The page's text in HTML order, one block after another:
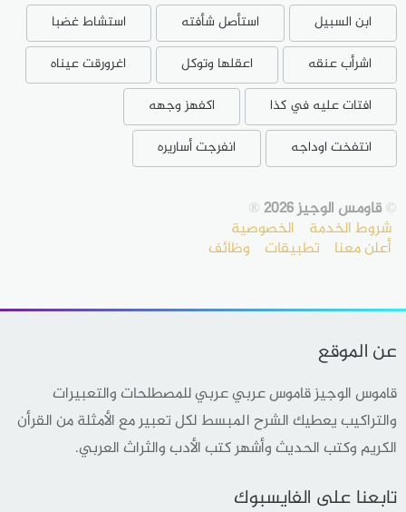
ابن السبيل استأصل شأفته
استشاط غضبا
اشرأب عنقه
اعقلها وتوكل
اغرورقت عيناه
افتات عليه في كذا
اكفهز وجهه
انتفخت اوداجه
انفرجت أساريره
©قاومس الوجيز 2026 ®
شروط الخدمة الخصوصية
أعلن معنا تطبيقات وظائف
عن الموقع
قاموس الوجيز قاموس عربي عربي للمصطلحات والتعبيرات
والتراكيب يعطيك الشرح المبسط لكل تعبير مع الأمثلة من القرأن
الكريم وكتب الحديث وأشهر كتب الأدب والثراث العربي.
تابعنا على الفايسبوك